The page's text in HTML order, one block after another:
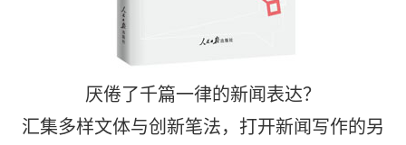
厌倦了千篇一律的新闻表达？
汇集多样文体与创新笔法，打开新闻写作的另